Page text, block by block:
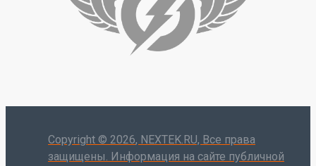
Copyright © 2026, NEXTEK.RU, Все права
защищены. Информация на сайте публичной